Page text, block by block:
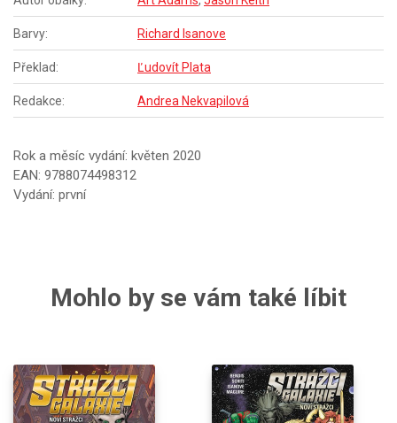
Barvy: Richard Isanove
Překlad: Ľudovít Plata
Redakce: Andrea Nekvapilová
Rok a měsíc vydání: květen 2020
EAN: 9788074498312
Vydání: první
Mohlo by se vám také líbit